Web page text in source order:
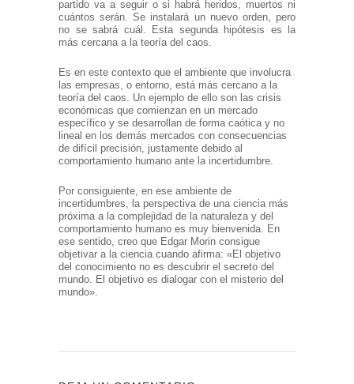
partido va a seguir o si habrá heridos, muertos ni
cuántos serán. Se instalará un nuevo orden, pero
no se sabrá cuál. Esta segunda hipótesis es la
más cercana a la teoría del caos.
Es en este contexto que el ambiente que involucra
las empresas, o entorno, está más cercano a la
teoría del caos. Un ejemplo de ello son las crisis
económicas que comienzan en un mercado
específico y se desarrollan de forma caótica y no
lineal en los demás mercados con consecuencias
de difícil precisión, justamente debido al
comportamiento humano ante la incertidumbre.
Por consiguiente, en ese ambiente de
incertidumbres, la perspectiva de una ciencia más
próxima a la complejidad de la naturaleza y del
comportamiento humano es muy bienvenida. En
ese sentido, creo que Edgar Morin consigue
objetivar a la ciencia cuando afirma: «El objetivo
del conocimiento no es descubrir el secreto del
mundo. El objetivo es dialogar con el misterio del
mundo».